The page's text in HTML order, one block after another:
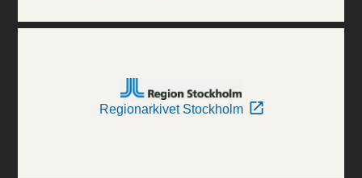
Regionarkivet Stockholm